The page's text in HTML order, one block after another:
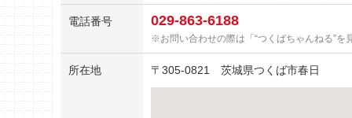
電話番号 029-863-6188
お問い合わせの際は「“つくばちゃんねる”を
所在地 〒 305-0821 茨城県つくば市春日